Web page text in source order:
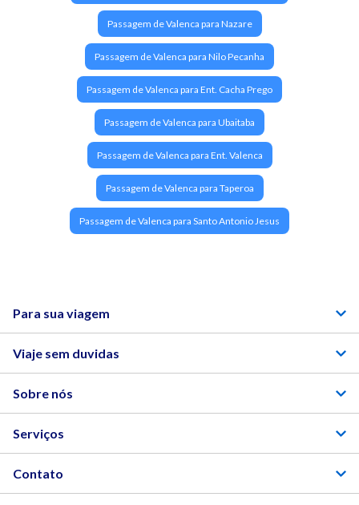
Passagem de Valenca para Nazare
Passagem de Valenca para Nilo Pecanha
Passagem de Valenca para Ent. Cacha Prego
Passagem de Valenca para Ubaitaba
Passagem de Valenca para Ent. Valenca
Passagem de Valenca para Taperoa
Passagem de Valenca para Santo Antonio Jesus
Para sua viagem
Viaje sem duvidas
Sobre nós
Serviços
Contato